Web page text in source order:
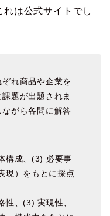
は公式サイトでし
れ商品や企業を
題が出題されま
がら各問に解答
構成、(3) 必要事
現）をもとに採点
、(3) 実現性、